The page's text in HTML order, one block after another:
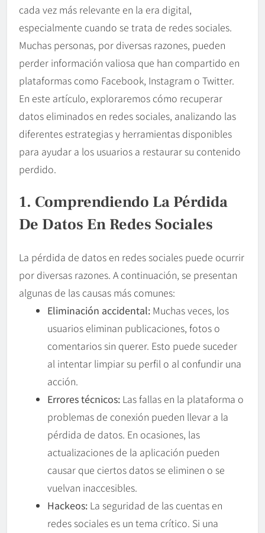
cada vez más relevante en la era digital,
especialmente cuando se trata de redes sociales.
Muchas personas, por diversas razones, pueden
perder información valiosa que han compartido en
plataformas como Facebook, Instagram o Twitter.
En este artículo, exploraremos cómo recuperar
datos eliminados en redes sociales, analizando las
diferentes estrategias y herramientas disponibles
para ayudar a los usuarios a restaurar su contenido
perdido.
1. Comprendiendo La Pérdida
De Datos En Redes Sociales
La pérdida de datos en redes sociales puede ocurrir
por diversas razones. A continuación, se presentan
algunas de las causas más comunes:
Eliminación accidental: Muchas veces, los
usuarios eliminan publicaciones, fotos o
comentarios sin querer. Esto puede suceder
al intentar limpiar su perfil o al confundir una
acción.
Errores técnicos: Las fallas en la plataforma o
problemas de conexión pueden llevar a la
pérdida de datos. En ocasiones, las
actualizaciones de la aplicación pueden
causar que ciertos datos se eliminen o se
vuelvan inaccesibles.
Hackeos: La seguridad de las cuentas en
redes sociales es un tema crítico. Si una